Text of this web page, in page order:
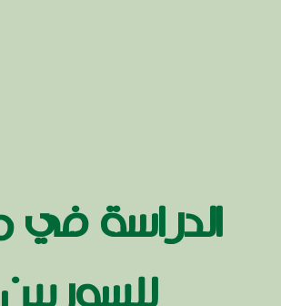
الدراسة في
للسوريين